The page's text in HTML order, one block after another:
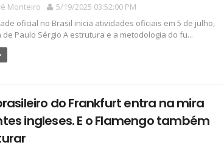
Monteiro
5/19/2025 03:52:00 PM
oficial no Brasil inicia atividades oficiais em 5 de julho,
Paulo Sérgio A estrutura e a metodologia do fu...
do Frankfurt entra na mira
ingleses. E o Flamengo também